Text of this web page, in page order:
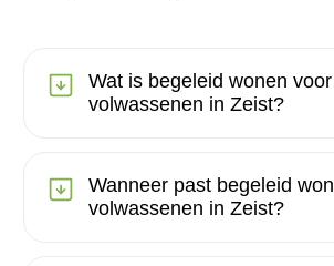
Wat is begeleid wonen voor
volwassenen in Zeist?
Wanneer past begeleid
volwassenen in Zeist?